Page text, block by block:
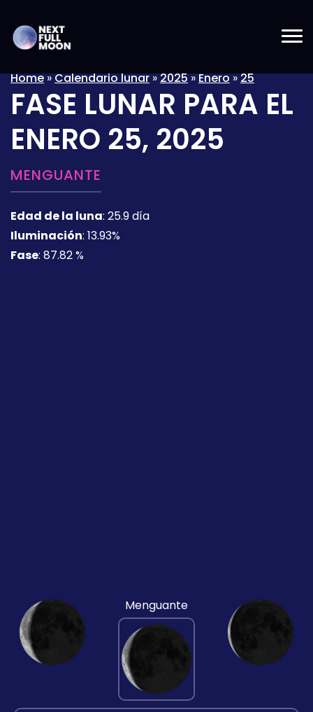
Home»Calendario lunar»2025»Enero»25
FASE LUNAR PARA EL
ENERO 25, 2025
MENGUANTE
Edad de la luna: 25.9 día
Iluminación: 13.93%
Fase: 87.82 %
Menguante